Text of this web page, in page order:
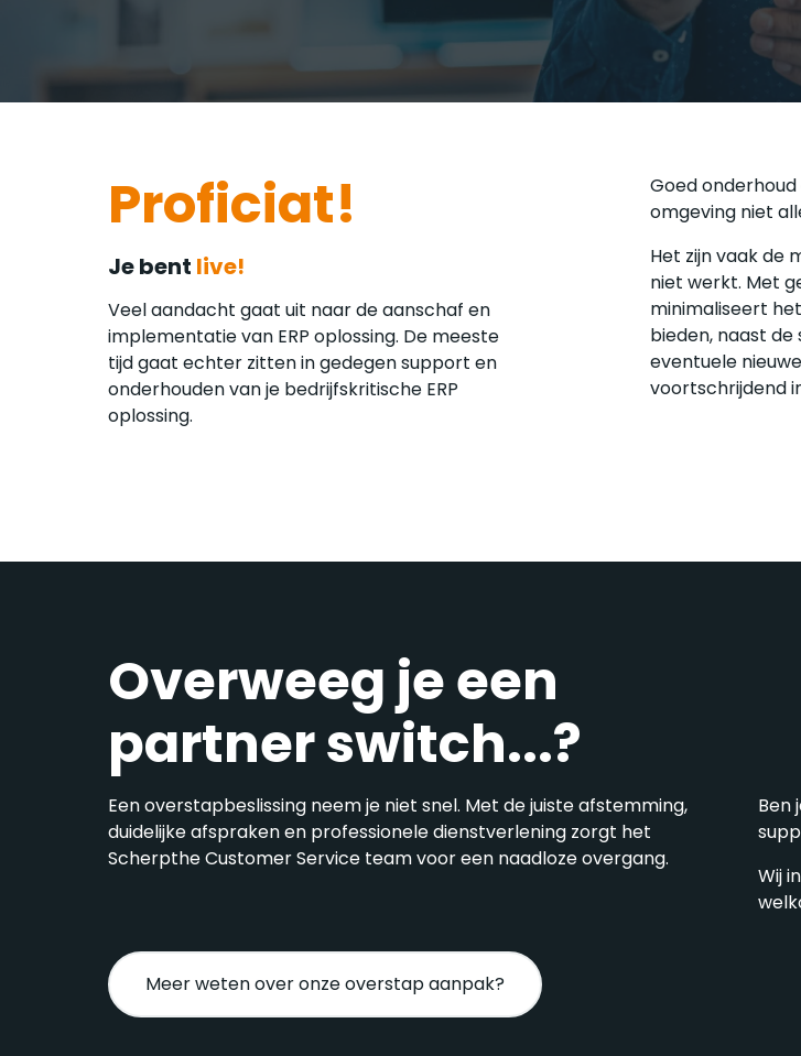
Proficiat!
Je bent live!
Veel aandacht gaat uit naar de aanschaf en
implementatie van ERP oplossing. De meeste
tijd gaat echter zitten in gedegen support en
onderhouden van je bedrijfskritische ERP
oplossing.
Goed onderhoud
omgeving niet
Het zijn vaak de
niet werkt. Met
minimaliseert
bieden, naast de
eventuele
voortschrijdend
Overweeg je een
partner switch...?
Een overstapbeslissing neem je niet snel. Met de juiste afstemming,
duidelijke afspraken en professionele dienstverlening zorgt het
Scherpthe Customer Service team voor een naadloze overgang.
Ben
Wij
Meer weten over onze overstap aanpak?